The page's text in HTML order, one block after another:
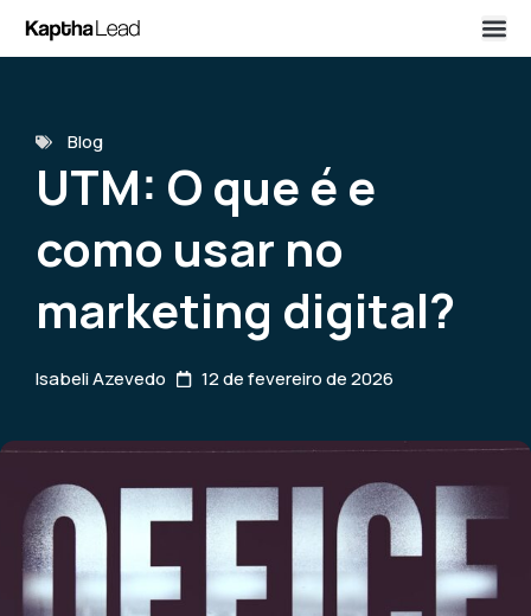
Blog
UTM: O que é e
como usar no
marketing digital?
Isabeli Azevedo 12 de fevereiro de 2026